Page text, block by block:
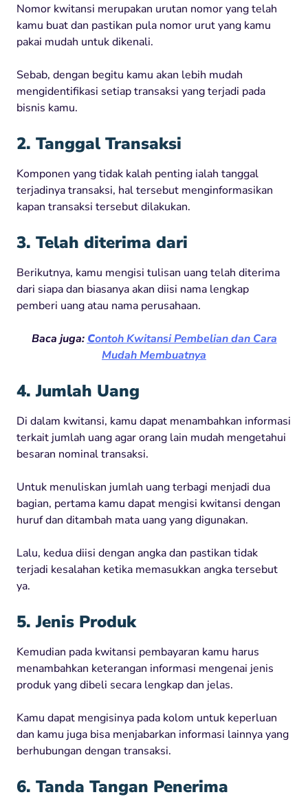
Nomor kwitansi merupakan urutan nomor yang telah
kamu buat dan pastikan pula nomor urut yang kamu
pakai mudah untuk dikenali.
Sebab, dengan begitu kamu akan lebih mudah
mengidentifikasi setiap transaksi yang terjadi pada
bisnis kamu.
2. Tanggal Transaksi
Komponen yang tidak kalah penting ialah tanggal
terjadinya transaksi, hal tersebut menginformasikan
kapan transaksi tersebut dilakukan.
3. Telah diterima dari
Berikutnya, kamu mengisi tulisan uang telah diterima
dari siapa dan biasanya akan diisi nama lengkap
pemberi uang atau nama perusahaan.
Baca juga: Contoh Kwitansi Pembelian dan Cara
Mudah Membuatnya
4. Jumlah Uang
Di dalam kwitansi, kamu dapat menambahkan informasi
terkait jumlah uang agar orang lain mudah mengetahui
besaran nominal transaksi.
Untuk menuliskan jumlah uang terbagi menjadi dua
bagian, pertama kamu dapat mengisi kwitansi dengan
huruf dan ditambah mata uang yang digunakan.
Lalu, kedua diisi dengan angka dan pastikan tidak
terjadi kesalahan ketika memasukkan angka tersebut
ya.
5. Jenis Produk
Kemudian pada kwitansi pembayaran kamu harus
menambahkan keterangan informasi mengenai jenis
produk yang dibeli secara lengkap dan jelas.
Kamu dapat mengisinya pada kolom untuk keperluan
dan kamu juga bisa menjabarkan informasi lainnya yang
berhubungan dengan transaksi.
6. Tanda Tangan Penerima